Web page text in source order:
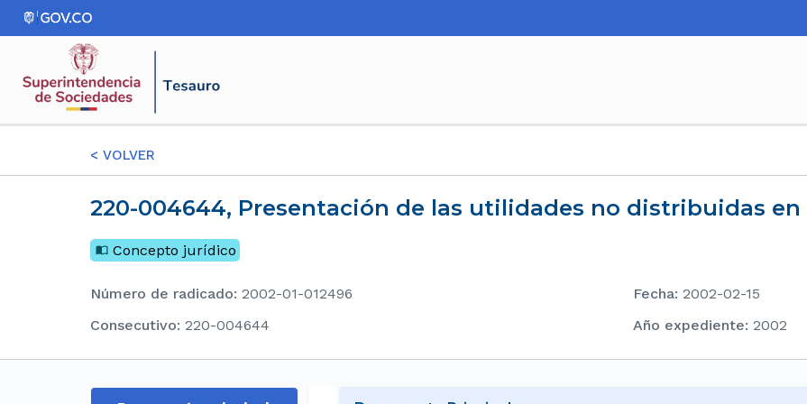
< VOLVER
220-004644, Presentación de las utilidades no distribuidas
Concepto jurídico
Número de radicado: 2002-01-012496 Fecha: 2002-02-15
consecutivo: 220-004644 Año expediente: 2002